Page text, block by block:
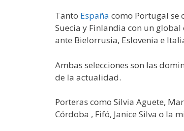
Tanto España como Portugal se
Suecia y Finlandia con un
ante Bielorrusia, Eslovenia e
Ambas selecciones son las
de la actualidad.
Porteras como Silvia Aguete,
Córdoba , Fifó, Janice Silva o la